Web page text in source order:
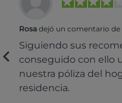
Rosa dejó un comentario de
Siguiendo sus
conseguido con ello
nuestra póliza del
residencia.